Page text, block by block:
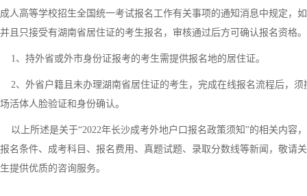
成人高等学校招生全国统一考试报名工作有关事项的通知消息中规定，
并且只接受有湖南省居住证的考生报名，审核通过后方可确认报名资格。
1、持外省或外市身份证报考的考生需提供报名地的居住证。
2、外省户籍且未办理湖南省居住证的考生，完成在线报名流程后，
场活体人脸验证和身份确认。
以上所述是关于“2022年长沙成考外地户口报名政策须知”的相关内容
报名条件、成考科目、报名费用、真题试题、录取分数线等新闻，敬请
生提供优质的咨询服务。